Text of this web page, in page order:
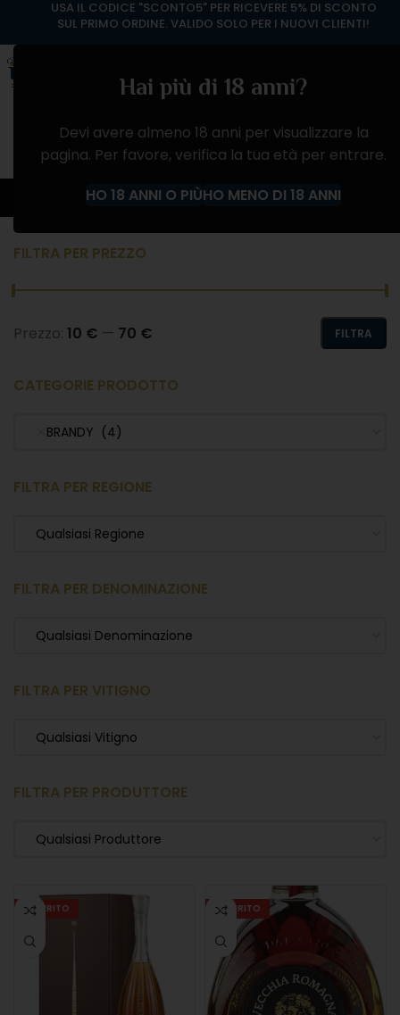
Hai più di 18 anni?
Devi avere almeno 18 anni per visualizzare la
pagina. Per favore, verifica la tua età per entrare.
HO 18 ANNI O PIÙHO MENO DI 18 ANNI
BRANDY
FILTRA PER PREZZO
FILTRA
Prezzo: 10 € — 70 €
CATEGORIE PRODOTTO
BRANDY (4)
FILTRA PER REGIONE
Qualsiasi Regione
FILTRA PER DENOMINAZIONE
Qualsiasi Denominazione
FILTRA PER VITIGNO
Qualsiasi Vitigno
FILTRA PER PRODUTTORE
Qualsiasi Produttore
ESAURITO ESAURITO
USA IL CODICE "SCONTO5" PER RICEVERE 5% DI SCONTO
SUL PRIMO ORDINE. VALIDO SOLO PER I NUOVI CLIENTI!